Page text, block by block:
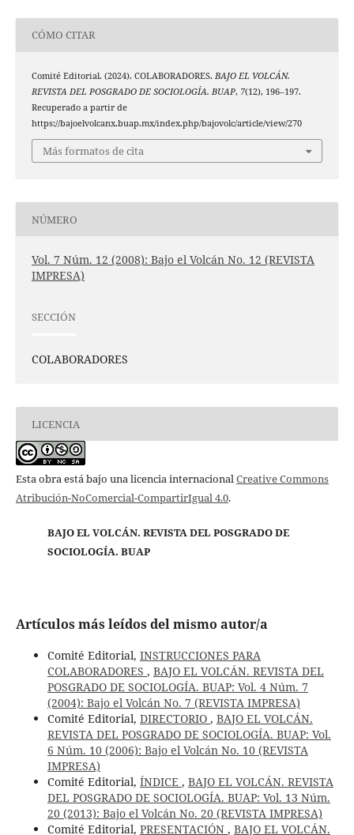
CÓMO CITAR
Comité Editorial. (2024). COLABORADORES. BAJO EL VOLCÁN.
REVISTA DEL POSGRADO DE SOCIOLOGÍA. BUAP, 7(12), 196–197.
Recuperado a partir de
https://bajoelvolcanx.buap.mx/index.php/bajovolc/article/view/270
Más formatos de cita
NÚMERO
Vol. 7 Núm. 12 (2008): Bajo el Volcán No. 12 (REVISTA
IMPRESA)
SECCIÓN
COLABORADORES
LICENCIA
Esta obra está bajo una licencia internacionalCreative Commons
Atribución-NoComercial-CompartirIgual 4.0.
BAJO EL VOLCÁN. REVISTA DEL POSGRADO DE
SOCIOLOGÍA. BUAP
Artículos más leídos del mismo autor/a
Comité Editorial, INSTRUCCIONES PARA
COLABORADORES , BAJO EL VOLCÁN. REVISTA DEL
POSGRADO DE SOCIOLOGÍA. BUAP: Vol. 4 Núm. 7
(2004): Bajo el Volcán No. 7 (REVISTA IMPRESA)
Comité Editorial, DIRECTORIO , BAJO EL VOLCÁN.
REVISTA DEL POSGRADO DE SOCIOLOGÍA. BUAP: Vol.
6 Núm. 10 (2006): Bajo el Volcán No. 10 (REVISTA
IMPRESA)
Comité Editorial, ÍNDICE , BAJO EL VOLCÁN. REVISTA
DEL POSGRADO DE SOCIOLOGÍA. BUAP: Vol. 13 Núm.
20 (2013): Bajo el Volcán No. 20 (REVISTA IMPRESA)
Comité Editorial, PRESENTACIÓN , BAJO EL VOLCÁN.